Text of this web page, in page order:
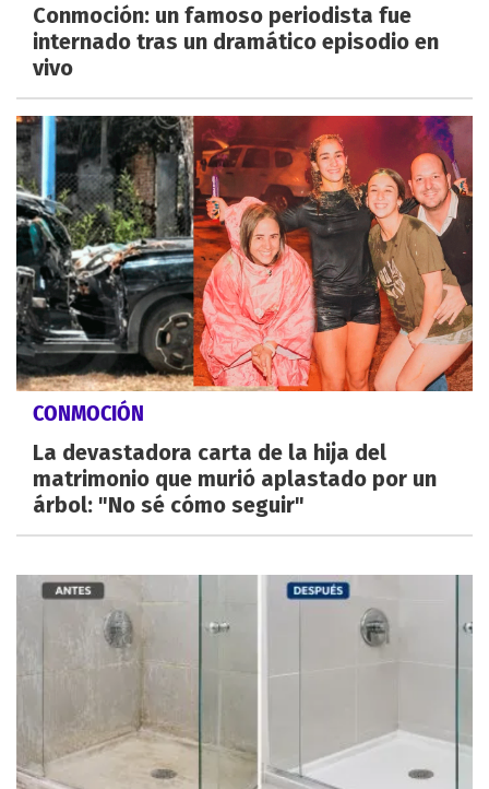
Conmoción: un famoso periodista fue
internado tras un dramático episodio en
vivo
CONMOCIÓN
La devastadora carta de la hija del
matrimonio que murió aplastado por un
árbol: "No sé cómo seguir"